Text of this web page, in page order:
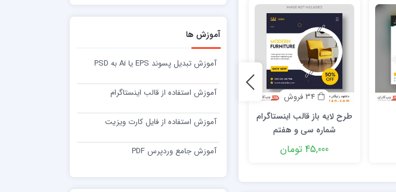
34 فروش
طرح لایه باز قالب اینستاگرام
شماره سی و هفتم
45,000 تومان
12 فروش
طرح لایه باز قالب اینستاگرام
شماره پنجاه و پنجم
45,000 تومان
صد و شصت و پنج
آموزش ها
آموزش تبدیل پسوند EPS یا Ai به PSD
آموزش استفاده از قالب اینستاگرام
آموزش استفاده از فایل کارت ویزیت
آموزش جامع وردپرس PDF